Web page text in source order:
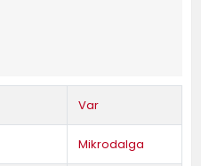
Var
Mikrodalga